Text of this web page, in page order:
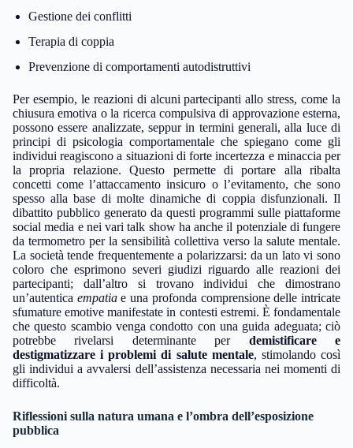
Gestione dei conflitti
Terapia di coppia
Prevenzione di comportamenti autodistruttivi
Per esempio, le reazioni di alcuni partecipanti allo stress, come la
chiusura emotiva o la ricerca compulsiva di approvazione esterna,
possono essere analizzate, seppur in termini generali, alla luce di
principi di psicologia comportamentale che spiegano come gli
individui reagiscono a situazioni di forte incertezza e minaccia per
la propria relazione. Questo permette di portare alla ribalta
concetti come l’attaccamento insicuro o l’evitamento, che sono
spesso alla base di molte dinamiche di coppia disfunzionali. Il
dibattito pubblico generato da questi programmi sulle piattaforme
social media e nei vari talk show ha anche il potenziale di fungere
da termometro per la sensibilità collettiva verso la salute mentale.
La società tende frequentemente a polarizzarsi: da un lato vi sono
coloro che esprimono severi giudizi riguardo alle reazioni dei
partecipanti; dall’altro si trovano individui che dimostrano
un’autentica empatiae una profonda comprensione delle intricate
sfumature emotive manifestate in contesti estremi. È fondamentale
che questo scambio venga condotto con una guida adeguata; ciò
potrebbe rivelarsi determinante per demistificare e
destigmatizzare i problemi di salute mentale, stimolando così
gli individui a avvalersi dell’assistenza necessaria nei momenti di
difficoltà.
Riflessioni sulla natura umana e l’ombra dell’esposizione
pubblica